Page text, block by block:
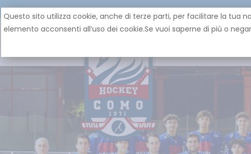
Questo sito utilizza cookie, anche di terze parti, per facilitare la tua
elemento acconsenti all’uso dei cookie.Se vuoi saperne di più o